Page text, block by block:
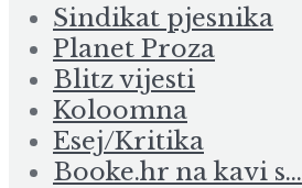
Sindikat pjesnika
Planet Proza
Blitz vijesti
Koloomna
Esej/Kritika
Booke.hr na kavi s…